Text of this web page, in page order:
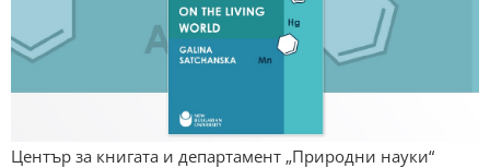
Център за книгата и департамент „Природни науки“